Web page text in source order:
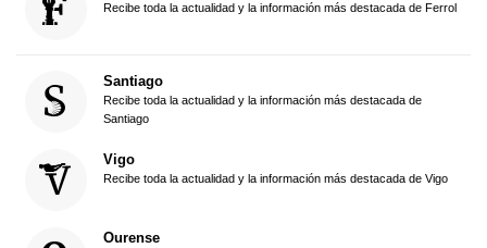
Recibe toda la actualidad y la información más destacada de Ferrol
Santiago
Recibe toda la actualidad y la información más destacada de
Santiago
Vigo
Recibe toda la actualidad y la información más destacada de Vigo
Ourense